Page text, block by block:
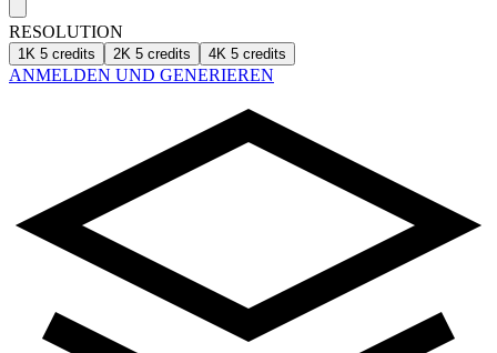
RESOLUTION
1K 5 credits 2K 5 credits 4K 5 credits
ANMELDEN UND GENERIEREN